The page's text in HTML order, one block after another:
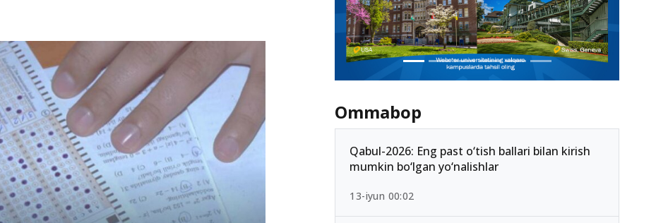
Ommabop
Qabul-2026: Eng past o‘tish ballari bilan kirish
mumkin bo‘lgan yo‘nalishlar
13-iyun 00:02